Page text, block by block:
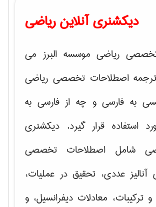
دیکشنری آنلاین ریاضی
ریاضی موسسه البرز می
ترجمه اصطلاحات تخصصی ریاضی
به فارسی و چه از فارسی به
استفاده قرار گیرد. دیکشنری
شامل اصطلاحات تخصصی
آنالیز عددی، تحقیق در عملیات،
تركیبات، معادلات دیفرانسیل، و